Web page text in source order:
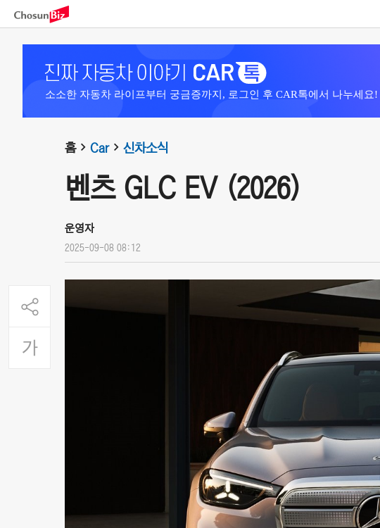
소소한 자동차 라이프부터 궁금증까지, 로그인 후 CAR톡에서 나누세요!
홈 Car 신차소식
벤츠 GLC EV (2026)
운영자
2025-09-08 08:12